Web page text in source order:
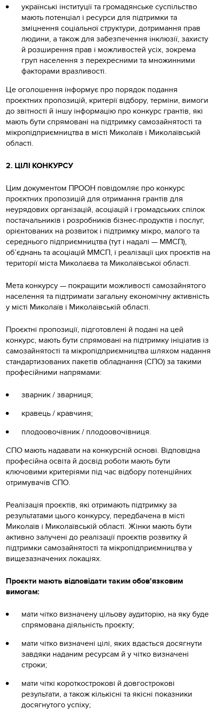
українські інституції та громадянське суспільство
мають потенціал і ресурси для підтримки та
зміцнення соціальної структури, дотримання прав
людини, а також для забезпечення інклюзії, захисту
й розширення прав і можливостей усіх, зокрема
груп населення з перехресними та множинними
факторами вразливості.
Це оголошення інформує про порядок подання
проєктних пропозицій, критерії відбору, терміни, вимоги
до звітності й іншу інформацію про конкурс грантів, які
мають бути спрямовані на підтримку самозайнятості та
мікропідприємництва в місті Миколаїв і Миколаївській
області.
2. ЦІЛІ КОНКУРСУ
Цим документом ПРООН повідомляє про конкурс
проєктних пропозицій для отримання грантів для
неурядових організацій, асоціацій і громадських спілок
постачальників і розробників бізнес-продуктів і послуг,
орієнтованих на розвиток і підтримку мікро, малого та
середнього підприємництва (тут і надалі — ММСП),
об’єднань та асоціацій ММСП, і реалізації цих проєктів на
території міста Миколаєва та Миколаївської області.
Мета конкурсу — покращити можливості самозайнятого
населення та підтримати загальну економічну активність
у місті Миколаїв і Миколаївській області.
Проєктні пропозиції, підготовлені й подані на цей
конкурс, мають бути спрямовані на підтримку ініціатив із
самозайнятості та мікропідприємництва шляхом надання
стандартизованих пакетів обладнання (СПО) за такими
професійними напрямами:
зварник / зварниця;
кравець / кравчиня;
плодоовочівник / плодоовочівниця.
СПО мають надавати на конкурсній основі. Відповідна
професійна освіта й досвід роботи мають бути
ключовими критеріями під час відбору потенційних
отримувачів СПО.
Реалізація проєктів, які отримають підтримку за
результатами цього конкурсу, передбачена в місті
Миколаїв і Миколаївській області. Жінки мають бути
активно залучені до реалізації проєктів розвитку й
підтримки самозайнятості та мікропідприємництва у
вищезазначених локаціях.
Проєкти мають відповідати таким обов'язковим
вимогам:
мати чітко визначену цільову аудиторію, на яку буде
спрямована діяльність проєкту;
мати чітко визначені цілі, яких вдасться досягнути
завдяки наданим ресурсам й у чітко визначені
строки;
мати чіткі короткострокові й довгострокові
результати, а також кількісні та якісні показники
досягнутого успіху;